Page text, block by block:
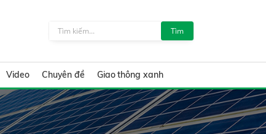
Tìm
Video Chuyên đề Giao thông xanh